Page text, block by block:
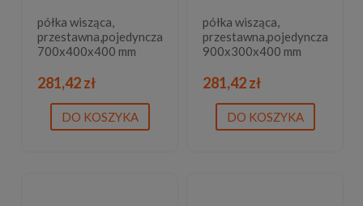
półka wisząca,
przestawna,pojedyncza
700x400x400 mm
281,42 zł
DO KOSZYKA
półka wisząca,
przestawna,pojedyncza
900x300x400 mm
281,42 zł
DO KOSZYKA